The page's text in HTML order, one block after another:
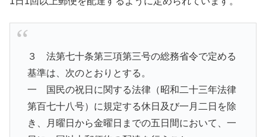
３ 法第七十条第三項第三号の総務省令で定める
基準は、次のとおりとする。
一 国民の祝日に関する法律（昭和二十三年法律
第百七十八号）に規定する休日及び一月二日を除
き、月曜日から金曜日までの五日間において、一